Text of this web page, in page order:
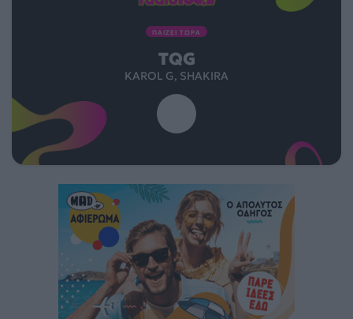
ΠΑΙΖΕΙ ΤΩΡΑ
TQG
KAROL G, SHAKIRA